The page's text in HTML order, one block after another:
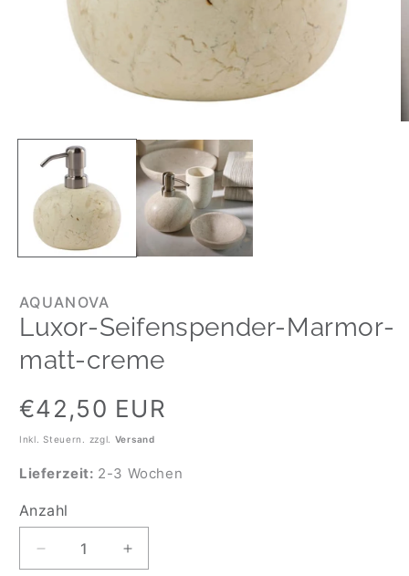
AQUANOVA
Luxor-Seifenspender-Marmor-
matt-creme
Normaler
Preis
€42,50 EUR
Inkl. Steuern. zzgl. Versand
Lieferzeit: 2-3 Wochen
Anzahl
Anzahl
Verringere
Erhöhe